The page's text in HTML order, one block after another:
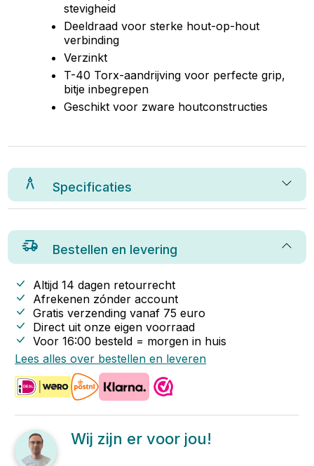
stevigheid
Deeldraad voor sterke hout-op-hout
verbinding
Verzinkt
T-40 Torx-aandrijving voor perfecte grip,
bitje inbegrepen
Geschikt voor zware houtconstructies
Specificaties
Bestellen en levering
Altijd 14 dagen retourrecht
Afrekenen zónder account
Gratis verzending vanaf 75 euro
Direct uit onze eigen voorraad
Voor 16:00 besteld = morgen in huis
Lees alles over bestellen en leveren
Wij zijn er voor jou!